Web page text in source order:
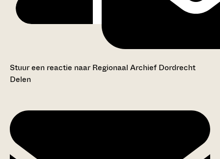
Stuur een reactie naar Regionaal Archief Dordrecht
Delen